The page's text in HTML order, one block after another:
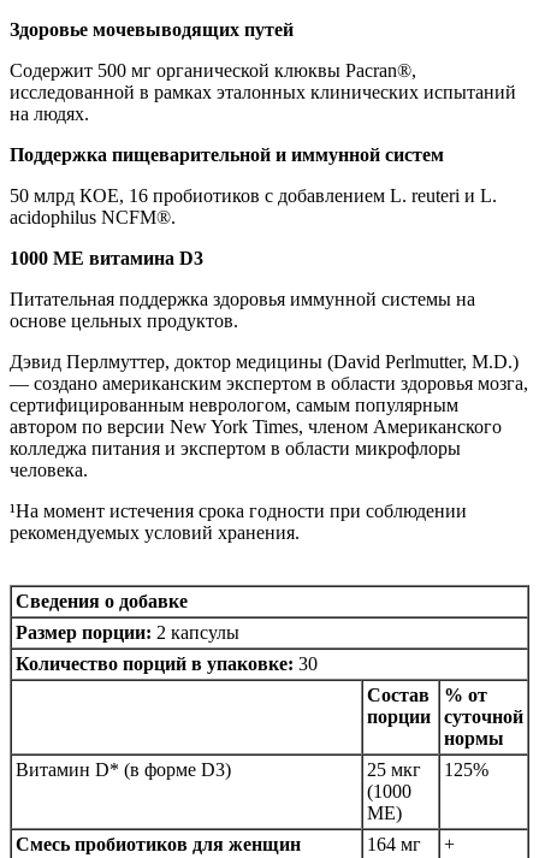
Здоровье мочевыводящих путей
Содержит 500 мг органической клюквы Pacran®,
исследованной в рамках эталонных клинических испытаний
на людях.
Поддержка пищеварительной и иммунной систем
50 млрд КОЕ, 16 пробиотиков с добавлением L. reuteri и L.
acidophilus NCFM®.
1000 МЕ витамина D3
Питательная поддержка здоровья иммунной системы на
основе цельных продуктов.
Дэвид Перлмуттер, доктор медицины (David Perlmutter, M.D.)
— создано американским экспертом в области здоровья мозга,
сертифицированным неврологом, самым популярным
автором по версии New York Times, членом Американского
колледжа питания и экспертом в области микрофлоры
человека.
¹На момент истечения срока годности при соблюдении
рекомендуемых условий хранения.
Сведения о добавке
Размер порции: 2 капсулы
Количество порций в упаковке: 30
Состав
порции
% от
суточной
нормы
Витамин D* (в форме D3)
25 мкг
(1000
МЕ)
125%
Смесь пробиотиков для женщин
164 мг +